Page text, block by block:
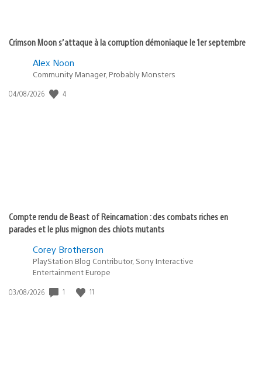
Crimson Moon s’attaque à la corruption démoniaque le 1er septembre
Alex Noon
Community Manager, Probably Monsters
Date
04/08/2026 4
Compte rendu de Beast of Reincarnation : des combats riches en
parades et le plus mignon des chiots mutants
Corey Brotherson
PlayStation Blog Contributor, Sony Interactive
Entertainment Europe
Date
03/08/2026 1 11